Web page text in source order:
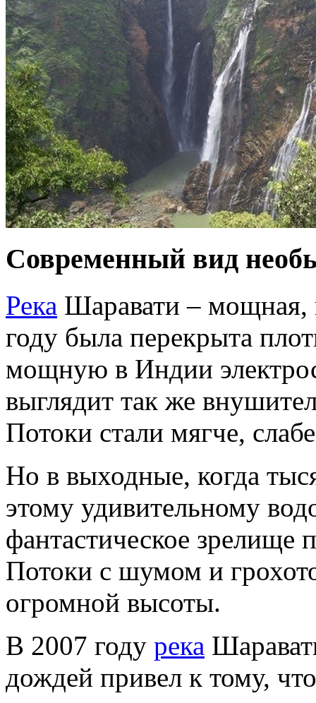
Современный вид
Река Шаравати – мощная,
году была перекрыта
мощную в Индии
выглядит так же
Потоки стали мягче,
Но в выходные, когда
этому удивительному
фантастическое зрелище
Потоки с шумом и
огромной высоты.
В 2007 году река
дождей привел к тому,